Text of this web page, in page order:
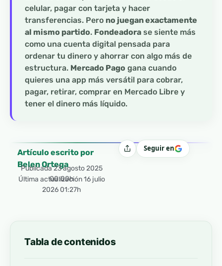
celular, pagar con tarjeta y hacer
transferencias. Pero no juegan exactamente
al mismo partido. Fondeadora se siente más
como una cuenta digital pensada para
ordenar tu dinero y ahorrar con algo más de
estructura. Mercado Pago gana cuando
quieres una app más versátil para cobrar,
pagar, retirar, comprar en Mercado Libre y
tener el dinero más líquido.
Artículo escrito por
Belen Ortega
Publicada23 agosto 2025
00:00h
Última actualización 16 julio
2026 01:27h
CompartirSeguir en
Tabla de contenidos